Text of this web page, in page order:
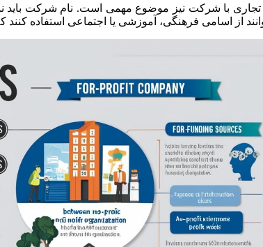
تجاری با شرکت نیز موضوع مهمی است. نام شرکت باید
اسامی فرهنگی، آموزشی یا اجتماعی استفاده کنند